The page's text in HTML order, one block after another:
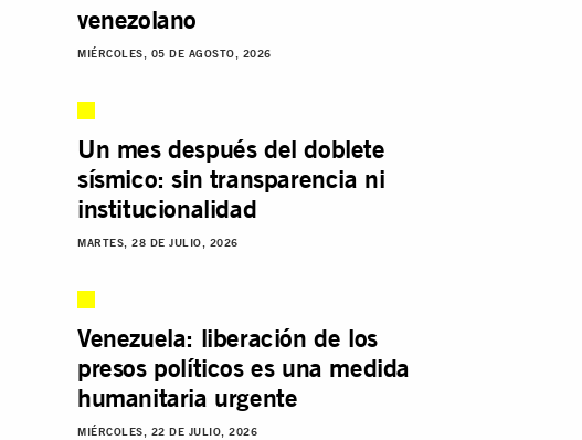
venezolano
MIÉRCOLES, 05 DE AGOSTO, 2026
Un mes después del doblete
sísmico: sin transparencia ni
institucionalidad
MARTES, 28 DE JULIO, 2026
Venezuela: liberación de los
presos políticos es una medida
humanitaria urgente
MIÉRCOLES, 22 DE JULIO, 2026